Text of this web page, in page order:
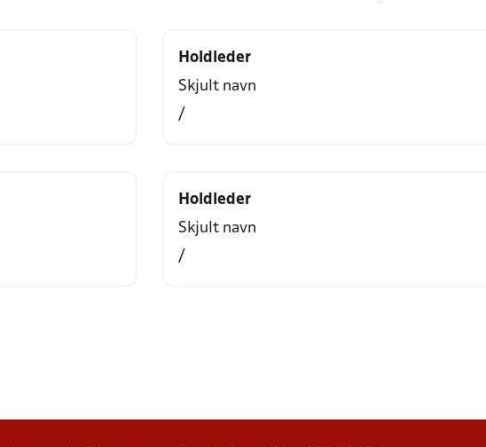
Holdleder
Skjult navn
/
Holdleder
Skjult navn
/